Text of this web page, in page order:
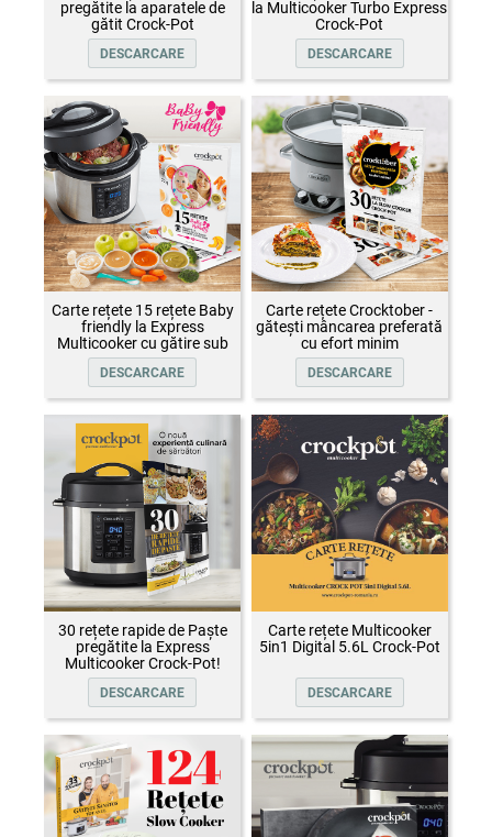
pregătite la aparatele de
gătit Crock-Pot
DESCARCARE
la Multicooker Turbo Express
Crock-Pot
DESCARCARE
Carte rețete 15 rețete Baby
friendly la Express
Multicooker cu gătire sub
presiune Crock-Pot
DESCARCARE
Carte rețete Crocktober -
gătești mâncarea preferată
cu efort minim
DESCARCARE
30 rețete rapide de Paște
pregătite la Express
Multicooker Crock-Pot!
DESCARCARE
Carte rețete Multicooker
5in1 Digital 5.6L Crock-Pot
DESCARCARE